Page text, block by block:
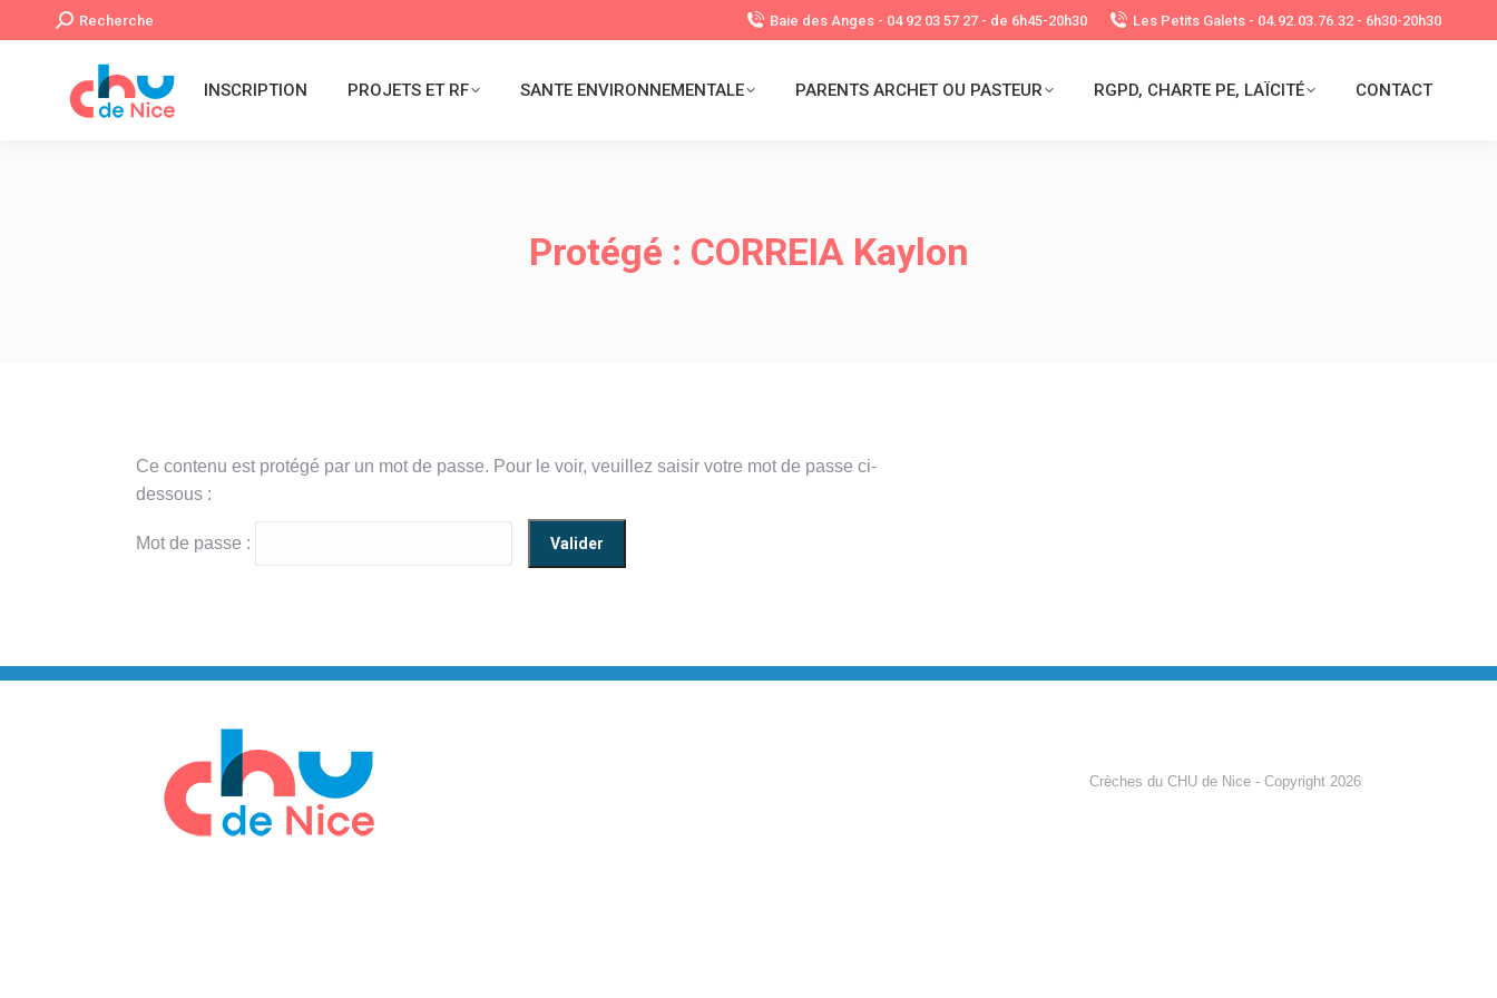
Recherche
:
Recherche Baie des Anges - 04 92 03 57 27 - de 6h45-20h30 Les Petits Galets - 04.92.03.76.32 - 6h30-20h30
INSCRIPTION PROJETS ET RF SANTE ENVIRONNEMENTALE PARENTS ARCHET OU PASTEUR RGPD, CHARTE PE, LAÏCITÉ CONTACT
Protégé : CORREIA Kaylon
Ce contenu est protégé par un mot de passe. Pour le voir, veuillez saisir votre mot de passe ci-
dessous :
Mot de passe :
Crèches du CHU de Nice - Copyright 2026